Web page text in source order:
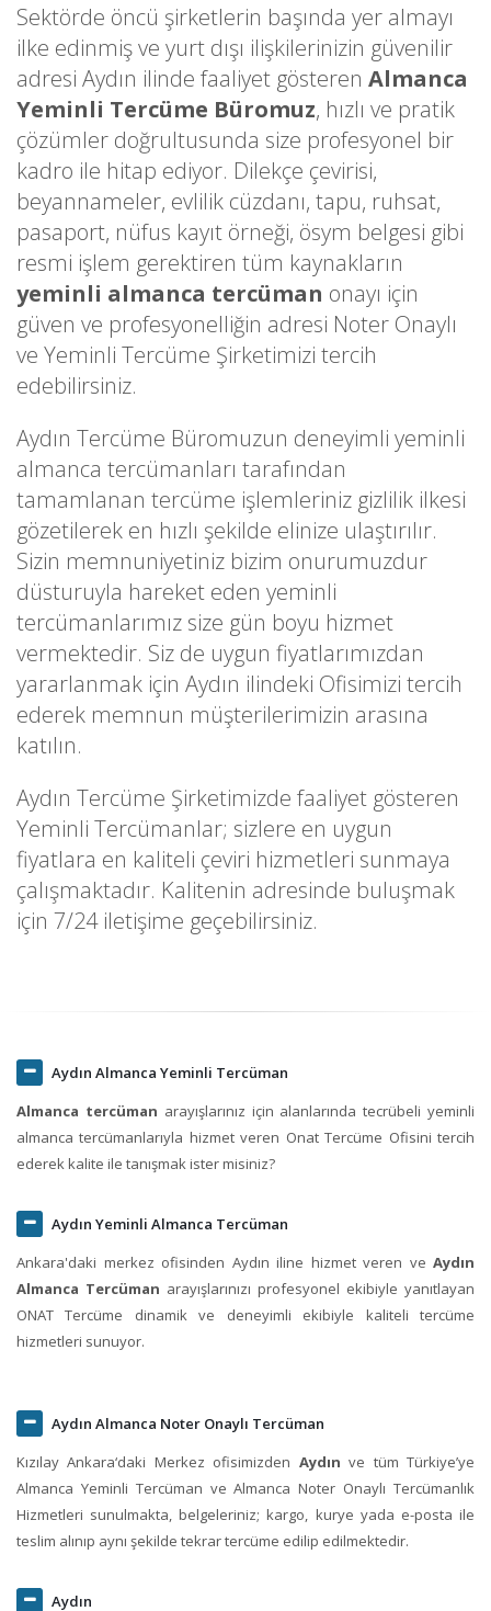
Sektörde öncü şirketlerin başında yer almayı
ilke edinmiş ve yurt dışı ilişkilerinizin güvenilir
adresi Aydın ilinde faaliyet gösteren Almanca
Yeminli Tercüme Büromuz, hızlı ve pratik
çözümler doğrultusunda size profesyonel bir
kadro ile hitap ediyor. Dilekçe çevirisi,
beyannameler, evlilik cüzdanı, tapu, ruhsat,
pasaport, nüfus kayıt örneği, ösym belgesi gibi
resmi işlem gerektiren tüm kaynakların
yeminli almanca tercüman onayı için
güven ve profesyonelliğin adresi Noter Onaylı
ve Yeminli Tercüme Şirketimizi tercih
edebilirsiniz.
Aydın Tercüme Büromuzun deneyimli yeminli
almanca tercümanları tarafından
tamamlanan tercüme işlemleriniz gizlilik ilkesi
gözetilerek en hızlı şekilde elinize ulaştırılır.
Sizin memnuniyetiniz bizim onurumuzdur
düsturuyla hareket eden yeminli
tercümanlarımız size gün boyu hizmet
vermektedir. Siz de uygun fiyatlarımızdan
yararlanmak için Aydın ilindeki Ofisimizi tercih
ederek memnun müşterilerimizin arasına
katılın.
Aydın Tercüme Şirketimizde faaliyet gösteren
Yeminli Tercümanlar; sizlere en uygun
fiyatlara en kaliteli çeviri hizmetleri sunmaya
çalışmaktadır. Kalitenin adresinde buluşmak
için 7/24 iletişime geçebilirsiniz.
Aydın Almanca Yeminli Tercüman
Almanca tercüman arayışlarınız için alanlarında tecrübeli yeminli
almanca tercümanlarıyla hizmet veren Onat Tercüme Ofisini tercih
ederek kalite ile tanışmak ister misiniz?
Aydın Yeminli Almanca Tercüman
Ankara'daki merkez ofisinden Aydın iline hizmet veren ve Aydın
Almanca Tercüman arayışlarınızı profesyonel ekibiyle yanıtlayan
ONAT Tercüme dinamik ve deneyimli ekibiyle kaliteli tercüme
hizmetleri sunuyor.
Aydın Almanca Noter Onaylı Tercüman
Kızılay Ankara‘daki Merkez ofisimizden Aydın ve tüm Türkiye’ye
Almanca Yeminli Tercüman ve Almanca Noter Onaylı Tercümanlık
Hizmetleri sunulmakta, belgeleriniz; kargo, kurye yada e-posta ile
teslim alınıp aynı şekilde tekrar tercüme edilip edilmektedir.
Aydın